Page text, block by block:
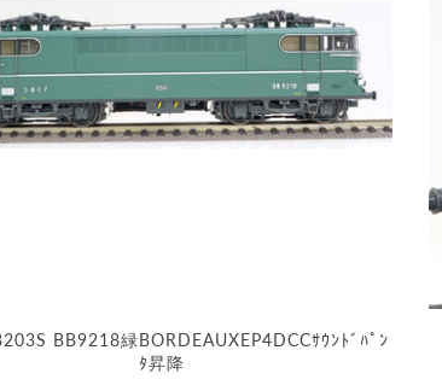
BB9218緑BORDEAUXEP4DCCｻｳﾝﾄﾞﾊﾟﾝ
ﾀ昇降